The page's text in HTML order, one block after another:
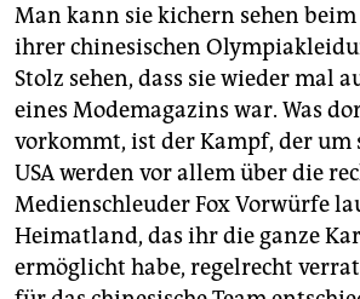
Man kann sie kichern sehen
ihrer chinesischen
Stolz sehen, dass sie wieder mal
eines Modemagazins war. Was
vorkommt, ist der Kampf, der um
USA werden vor allem über die
Medienschleuder Fox Vorwürfe
Heimatland, das ihr die ganze
ermöglicht habe, regelrecht